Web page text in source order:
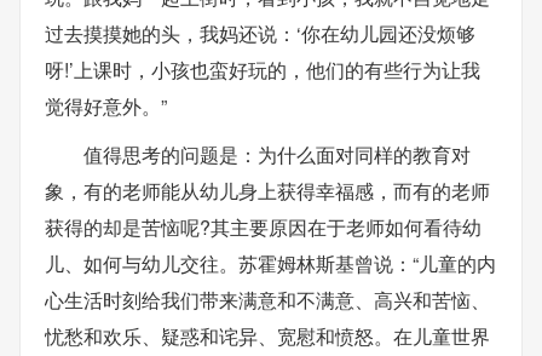
过去摸摸她的头，我妈还说：‘你在幼儿园还没烦够
呀!’上课时，小孩也蛮好玩的，他们的有些行为让我
觉得好意外。”
值得思考的问题是：为什么面对同样的教育对
象，有的老师能从幼儿身上获得幸福感，而有的老师
获得的却是苦恼呢?其主要原因在于老师如何看待幼
儿、如何与幼儿交往。苏霍姆林斯基曾说：“儿童的内
心生活时刻给我们带来满意和不满意、高兴和苦恼、
忧愁和欢乐、疑惑和诧异、宽慰和愤怒。在儿童世界